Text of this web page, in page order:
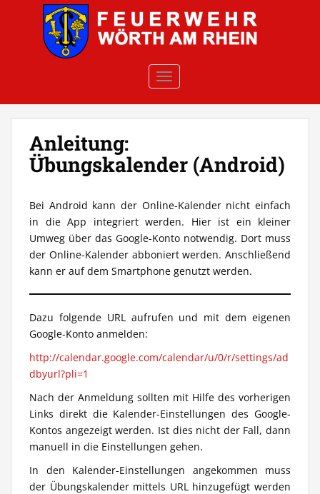
Skip to main content
TOGGLE NAVIGATION
Anleitung:
Übungskalender (Android)
Bei Android kann der Online-Kalender nicht einfach
in die App integriert werden. Hier ist ein kleiner
Umweg über das Google-Konto notwendig. Dort muss
der Online-Kalender abboniert werden. Anschließend
kann er auf dem Smartphone genutzt werden.
Dazu folgende URL aufrufen und mit dem eigenen
Google-Konto anmelden:
http://calendar.google.com/calendar/u/0/r/settings/ad
dbyurl?pli=1
Nach der Anmeldung sollten mit Hilfe des vorherigen
Links direkt die Kalender-Einstellungen des Google-
Kontos angezeigt werden. Ist dies nicht der Fall, dann
manuell in die Einstellungen gehen.
In den Kalender-Einstellungen angekommen muss
der Übungskalender mittels URL hinzugefügt werden